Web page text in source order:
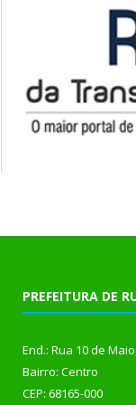
PREFEITURA DE
End.: Rua 10 de
Bairro: Centro
CEP: 68165-000